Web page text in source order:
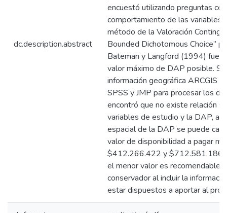
dc.description.abstract
encuestó utilizando preguntas
comportamiento de las variables
método de la Valoración
Bounded Dichotomous Choice”
Bateman y Langford (1994)
valor máximo de DAP posible.
información geográfica ARCGIS
SPSS y JMP para procesar los
encontró que no existe relación
variables de estudio y la DAP,
espacial de la DAP se puede
valor de disponibilidad a pagar
$412.266.422 y $712.581.186
el menor valor es recomendable
conservador al incluir la
estar dispuestos a aportar al